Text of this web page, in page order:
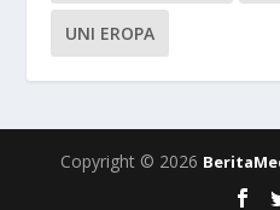
UNI EROPA
Copyright © 2026